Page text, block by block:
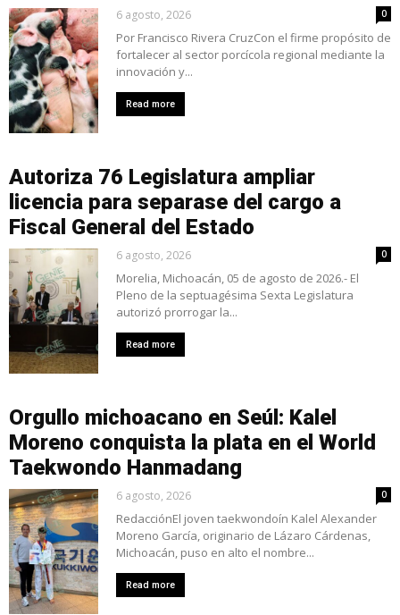
6 agosto, 2026 0
Por Francisco Rivera CruzCon el firme propósito de
fortalecer al sector porcícola regional mediante la
innovación y...
Read more
Autoriza 76 Legislatura ampliar
licencia para separase del cargo a
Fiscal General del Estado
6 agosto, 2026 0
Morelia, Michoacán, 05 de agosto de 2026.- El
Pleno de la septuagésima Sexta Legislatura
autorizó prorrogar la...
Read more
Orgullo michoacano en Seúl: Kalel
Moreno conquista la plata en el World
Taekwondo Hanmadang
6 agosto, 2026 0
RedacciónEl joven taekwondoín Kalel Alexander
Moreno García, originario de Lázaro Cárdenas,
Michoacán, puso en alto el nombre...
Read more